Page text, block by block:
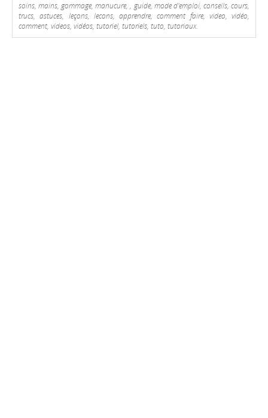
soins, mains, gommage, manucure, , guide, mode d'emploi, conseils, cours,
trucs, astuces, leçons, lecons, apprendre, comment faire, video, vidéo,
comment, videos, vidéos, tutoriel, tutoriels, tuto, tutoriaux.